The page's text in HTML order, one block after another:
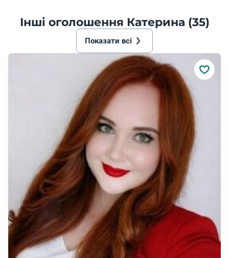
Інші оголошення Катерина (35)
Показати всі